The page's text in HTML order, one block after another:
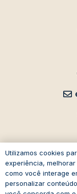
Utilizamos cookies
experiência,
como você interage
personalizar